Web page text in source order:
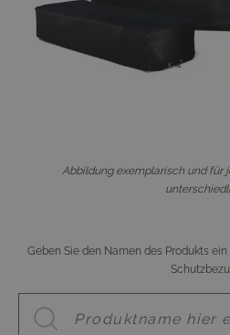
Abbildung exemplarisch und für
Geben Sie den Namen des Produkts